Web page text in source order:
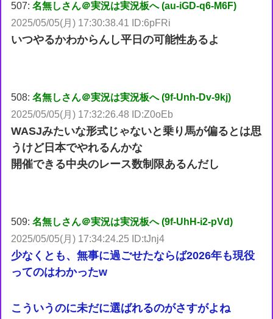
507:名無しさん＠実況は実況板へ (au-iGD-q6-M6F)
2025/05/05(月) 17:30:38.41 ID:6pFRi
いつやるかわからんし平日の可能性あるよ
508:名無しさん＠実況は実況板へ (9f-Unh-Dv-9kj)
2025/05/05(月) 17:32:26.48 ID:Z0oEb
WASJみたいな形式じゃないと乗り馬が偏るとは思
うけど日本でやれるんかな
開催できる中央のレース数制限あるんだし
509:名無しさん＠実況は実況板へ (9f-UhH-i2-pVd)
2025/05/05(月) 17:34:24.25 ID:tJnj4
少なくとも、無事に過ごせたならば2026年も現役
ってのはわかったw
こういうのに未だに選ばれるのがさすがよね